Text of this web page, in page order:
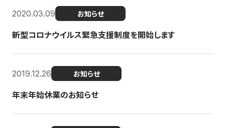
2020.03.09 お知らせ
新型コロナウイルス緊急支援制度を開始します
2019.12.26 お知らせ
年末年始休業のお知らせ